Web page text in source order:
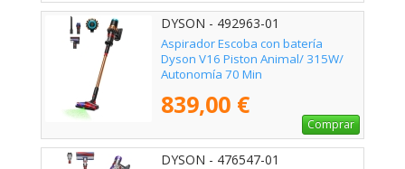
DYSON - 492963-01
Aspirador Escoba con batería
Dyson V16 Piston Animal/ 315W/
Autonomía 70 Min
839,00 €
Comprar
DYSON - 476547-01